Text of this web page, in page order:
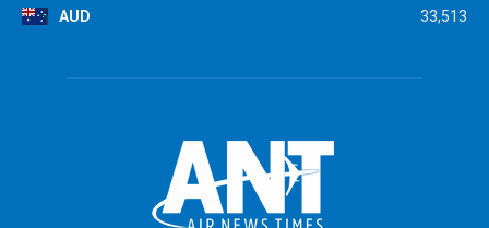
AUD 33,513